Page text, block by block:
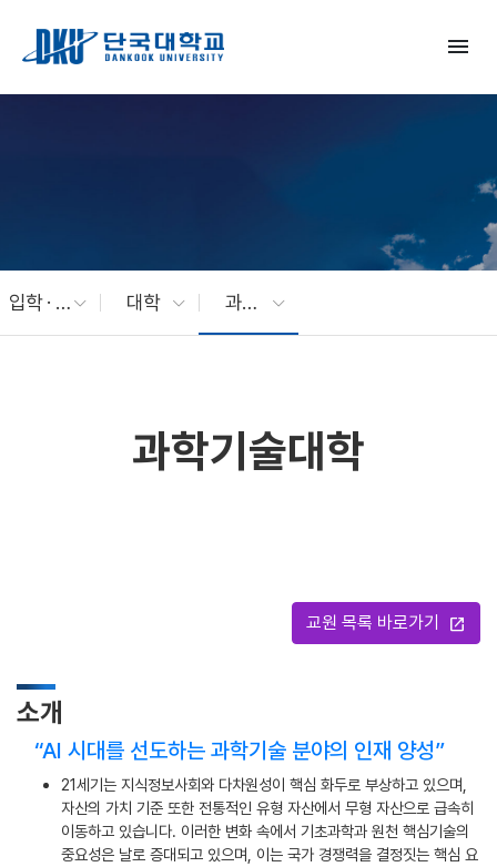
menu
입학 · 교육 대학 과학기술대학
과학기술대학
교원 목록 바로가기 open_in_new
소개
“AI 시대를 선도하는 과학기술 분야의 인재 양성”
21세기는 지식정보사회와 다차원성이 핵심 화두로 부상하고 있으며,
자산의 가치 기준 또한 전통적인 유형 자산에서 무형 자산으로 급속히
이동하고 있습니다. 이러한 변화 속에서 기초과학과 원천 핵심기술의
중요성은 날로 증대되고 있으며, 이는 국가 경쟁력을 결정짓는 핵심 요